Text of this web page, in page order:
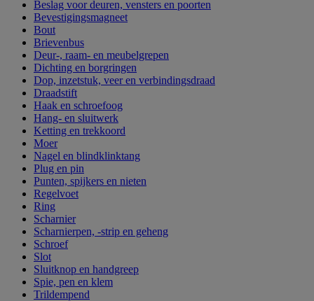
Beslag voor deuren, vensters en poorten
Bevestigingsmagneet
Bout
Brievenbus
Deur-, raam- en meubelgrepen
Dichting en borgringen
Dop, inzetstuk, veer en verbindingsdraad
Draadstift
Haak en schroefoog
Hang- en sluitwerk
Ketting en trekkoord
Moer
Nagel en blindklinktang
Plug en pin
Punten, spijkers en nieten
Regelvoet
Ring
Scharnier
Scharnierpen, -strip en geheng
Schroef
Slot
Sluitknop en handgreep
Spie, pen en klem
Trildempend